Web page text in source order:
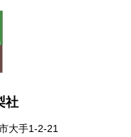
社
大手1-2-21